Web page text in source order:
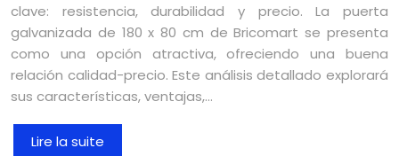
clave: resistencia, durabilidad y precio. La puerta
galvanizada de 180 x 80 cm de Bricomart se presenta
como una opción atractiva, ofreciendo una buena
relación calidad-precio. Este análisis detallado explorará
sus características, ventajas,…
Lire la suite